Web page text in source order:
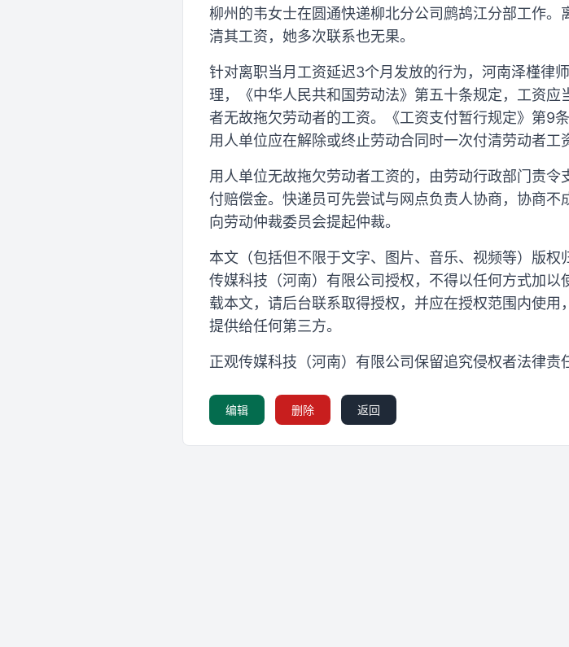
柳州的韦女士在圆通快递柳北分公司鹧鸪江分部工作
清其工资，她多次联系也无果。
针对离职当月工资延迟3个月发放的行为，河南泽槿律
理，《中华人民共和国劳动法》第五十条规定，工资
者无故拖欠劳动者的工资。《工资支付暂行规定》第9
用人单位应在解除或终止劳动合同时一次付清劳动者工
用人单位无故拖欠劳动者工资的，由劳动行政部门责
付赔偿金。快递员可先尝试与网点负责人协商，协商
向劳动仲裁委员会提起仲裁。
本文（包括但不限于文字、图片、音乐、视频等）版
传媒科技（河南）有限公司授权，不得以任何方式加
载本文，请后台联系取得授权，并应在授权范围内使
提供给任何第三方。
正观传媒科技（河南）有限公司保留追究侵权者法律责
编辑 删除 返回